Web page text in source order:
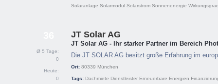
Solaranlage Solarmodul Solarstrom Sonnenenergie
Ø 5 Tage:
0
Heute:
0
JT Solar AG
JT Solar AG - Ihr starker Partner im Bereich
Die JT SOLAR AG besitzt große Erfahrung im
Ort: 80339 München
Tags: Dachmiete Dienstleister Erneuerbare Energien